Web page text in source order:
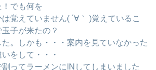
でも何を
覚えていません( ´∀｀ )覚えているこ
子が来たの？
。しかも・・・案内を見ていなかった
をして・・・
ってラーメンにINしてしまいました